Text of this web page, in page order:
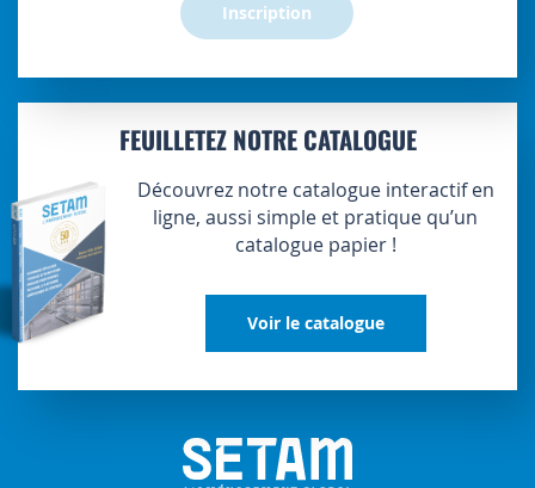
Inscription
FEUILLETEZ NOTRE CATALOGUE
Découvrez notre catalogue interactif en
ligne, aussi simple et pratique qu’un
catalogue papier !
Voir le catalogue